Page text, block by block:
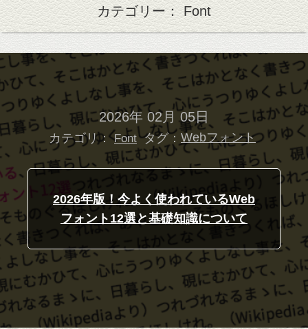
カテゴリー： Font
2026年 02月 05日
カテゴリ： Font タグ： Webフォント
2026年版！今よく使われているWeb
フォント12選と基礎知識について